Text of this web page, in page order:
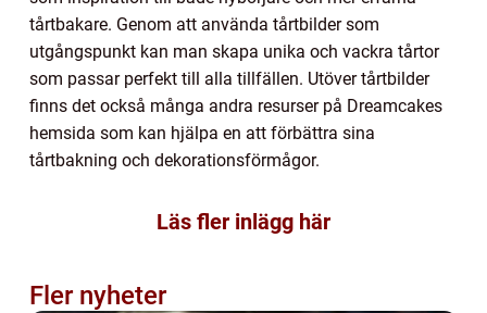
tårtbakare. Genom att använda tårtbilder som
utgångspunkt kan man skapa unika och vackra tårtor
som passar perfekt till alla tillfällen. Utöver tårtbilder
finns det också många andra resurser på Dreamcakes
hemsida som kan hjälpa en att förbättra sina
tårtbakning och dekorationsförmågor.
Läs fler inlägg här
Fler nyheter